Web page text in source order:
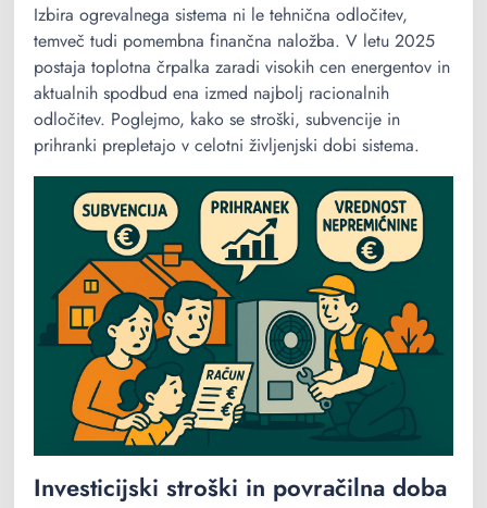
Izbira ogrevalnega sistema ni le tehnična odločitev,
temveč tudi pomembna finančna naložba. V letu 2025
postaja toplotna črpalka zaradi visokih cen energentov in
aktualnih spodbud ena izmed najbolj racionalnih
odločitev. Poglejmo, kako se stroški, subvencije in
prihranki prepletajo v celotni življenjski dobi sistema.
Investicijski stroški in povračilna doba